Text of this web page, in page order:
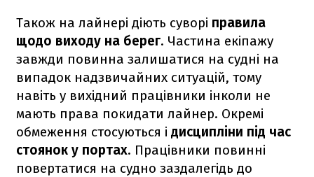
Також на лайнері діють суворі правила
щодо виходу на берег. Частина екіпажу
завжди повинна залишатися на судні на
випадок надзвичайних ситуацій, тому
навіть у вихідний працівники інколи не
мають права покидати лайнер. Окремі
обмеження стосуються і дисципліни під час
стоянок у портах. Працівники повинні
повертатися на судно заздалегідь до